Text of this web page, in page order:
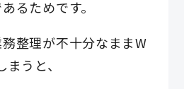
るためです。
整理が不十分なままW
うと、